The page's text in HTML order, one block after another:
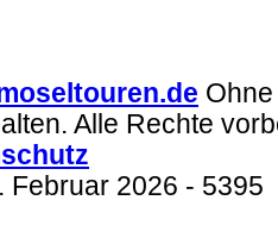
Alle Rechte
Februar 2026 - 5395